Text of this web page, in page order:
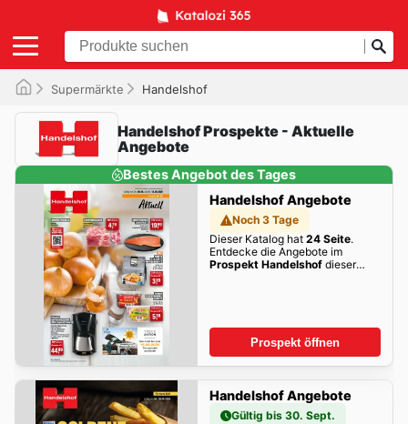
Supermärkte Handelshof
Handelshof Prospekte - Aktuelle
Angebote
Bestes Angebot des Tages
Handelshof Angebote
Noch 3 Tage
Dieser Katalog hat 24 Seite.
Entdecke die Angebote im
Prospekt Handelshofdieser
Prospekt öffnen
Handelshof Angebote
Gültig bis 30. Sept.